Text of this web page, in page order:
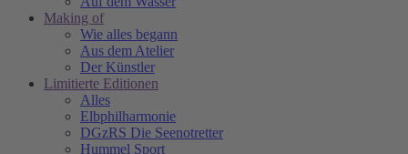
Making of
Wie alles begann
Aus dem Atelier
Der Künstler
Limitierte Editionen
Alles
Elbphilharmonie
DGzRS Die Seenotretter
Hummel Sport